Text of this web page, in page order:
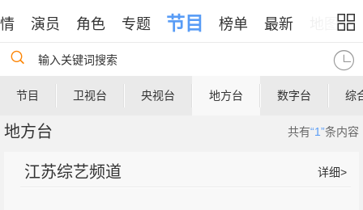
演员 角色 专题 节目 榜单 最新 地图
输入关键词搜索
节目 卫视台 央视台 地方台 数字台 综
地方台 共有“1”条内容
江苏综艺频道 详细>